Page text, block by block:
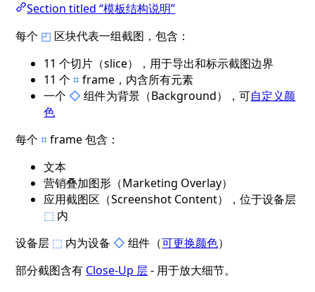
Section titled “模板结构说明”
每个 ◰ 区块代表一组截图，包含：
11 个切片（slice），用于导出和标示截图边界
11 个⌗frame，内含所有元素
一个 ◇ 组件为背景（Background），可自定义颜
色
每个⌗frame 包含：
文本
营销叠加图形（Marketing Overlay）
应用截图区（Screenshot Content），位于设备层
⬚ 内
设备层 ⬚ 内为设备 ◇ 组件（可更换颜色）
部分截图含有 Close-Up 层- 用于放大细节。